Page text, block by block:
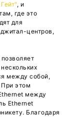
, и
где это
для
центров,
между собой,
При этом
между
Ethernet
Благодаря